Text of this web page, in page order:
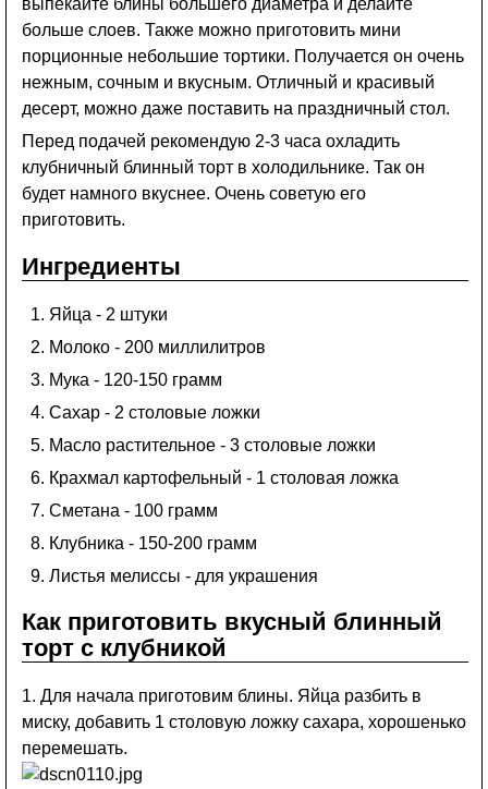
выпекайте блины большего диаметра и делайте
больше слоев. Также можно приготовить мини
порционные небольшие тортики. Получается он очень
нежным, сочным и вкусным. Отличный и красивый
десерт, можно даже поставить на праздничный стол.
Перед подачей рекомендую 2-3 часа охладить
клубничный блинный торт в холодильнике. Так он
будет намного вкуснее. Очень советую его
приготовить.
Ингредиенты
Яйца - 2 штуки
Молоко - 200 миллилитров
Мука - 120-150 грамм
Сахар - 2 столовые ложки
Масло растительное - 3 столовые ложки
Крахмал картофельный - 1 столовая ложка
Сметана - 100 грамм
Клубника - 150-200 грамм
Листья мелиссы - для украшения
Как приготовить вкусный блинный
торт с клубникой
1. Для начала приготовим блины. Яйца разбить в
миску, добавить 1 столовую ложку сахара, хорошенько
перемешать.